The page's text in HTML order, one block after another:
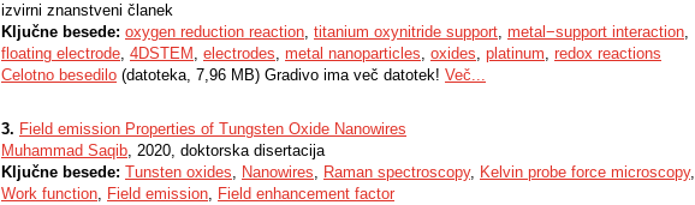
izvirni znanstveni članek
Ključne besede: oxygen reduction reaction, titanium oxynitride support, metal−support interaction,
floating electrode, 4DSTEM , electrodes, metal nanoparticles, oxides, platinum, redox reactions
Celotno besedilo (datoteka, 7,96 MB) Gradivo ima več datotek! Več...
3. Field emission Properties of Tungsten Oxide Nanowires
Muhammad Saqib, 2020, doktorska disertacija
Ključne besede: Tunsten oxides, Nanowires, Raman spectroscopy, Kelvin probe force microscopy,
Work function, Field emission, Field enhancement factor